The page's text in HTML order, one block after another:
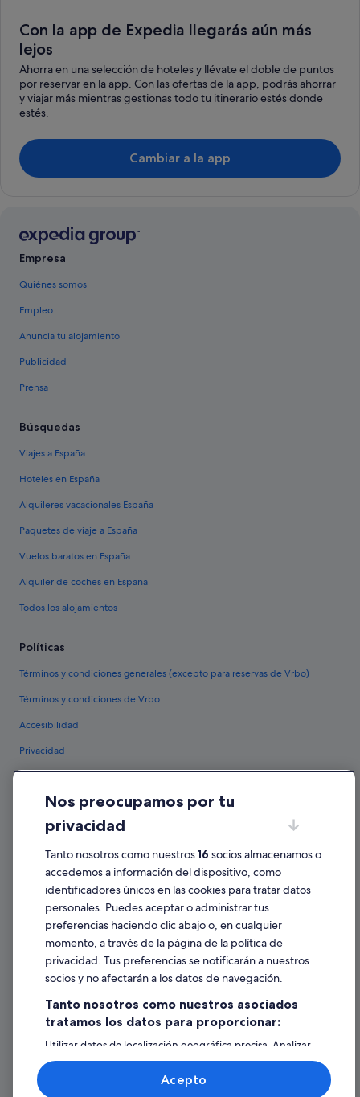
Con la app de Expedia llegarás aún más
lejos
Ahorra en una selección de hoteles y llévate el doble de puntos
por reservar en la app. Con las ofertas de la app, podrás ahorrar
y viajar más mientras gestionas todo tu itinerario estés donde
estés.
Cambiar a la app
Empresa
Quiénes somos
Empleo
Anuncia tu alojamiento
Publicidad
Prensa
Búsquedas
Viajes a España
Hoteles en España
Alquileres vacacionales España
Paquetes de viaje a España
Vuelos baratos en España
Alquiler de coches en España
Todos los alojamientos
Políticas
Términos y condiciones generales (excepto para reservas de Vrbo)
Términos y condiciones de Vrbo
Accesibilidad
Privacidad
Condiciones de uso
Información legal/contacto
Pautas sobre el contenido y cómo denunciar contenido
Ayuda
Cancelar un vuelo
Cancelar una reserva de hotel o de un alquiler vacacional
Utilizar un cupón de Expedia
Documentos para viajes internacionales
Nos preocupamos por tu
privacidad
Tanto nosotros como nuestros16 socios almacenamos o
accedemos a información del dispositivo, como
identificadores únicos en las cookies para tratar datos
personales. Puedes aceptar o administrar tus
preferencias haciendo clic abajo o, en cualquier
momento, a través de la página de la política de
privacidad. Tus preferencias se notificarán a nuestros
socios y no afectarán a los datos de navegación.
Tanto nosotros como nuestros asociados
tratamos los datos para proporcionar:
Utilizar datos de localización geográfica precisa. Analizar
activamente las características del dispositivo para su
identificación. Almacenar la información en un dispositivo
y/o acceder a ella. Publicidad y contenido personalizados,
Acepto